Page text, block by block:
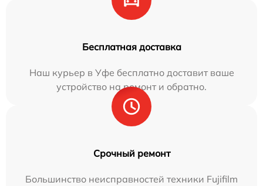
Бесплатная доставка
Наш курьер в Уфе бесплатно доставит ваше
устройство на ремонт и обратно.
Срочный ремонт
Большинство неисправностей техники Fujifilm